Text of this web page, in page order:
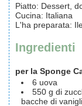
Piatto: Dessert,
Cucina: Italiana
L'ha preparata:
Ingredienti
per la Sponge
6 uova
550 g di
bacche di